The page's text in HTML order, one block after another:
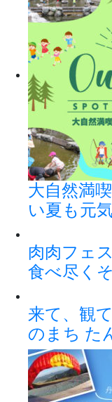
大自然満
い夏も元
肉肉フェ
食べ尽く
来て、観
のまち た